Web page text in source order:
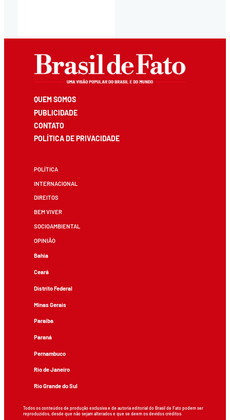
QUEM SOMOS
PUBLICIDADE
CONTATO
POLÍTICA DE PRIVACIDADE
POLÍTICA
INTERNACIONAL
DIREITOS
BEM VIVER
SOCIOAMBIENTAL
OPINIÃO
Bahia
Ceará
Distrito Federal
Minas Gerais
Paraíba
Paraná
Pernambuco
Rio de Janeiro
Rio Grande do Sul
Todos os conteúdos de produção exclusiva e de autoria editorial do Brasil de Fato podem ser
reproduzidos, desde que não sejam alterados e que se deem os devidos créditos.